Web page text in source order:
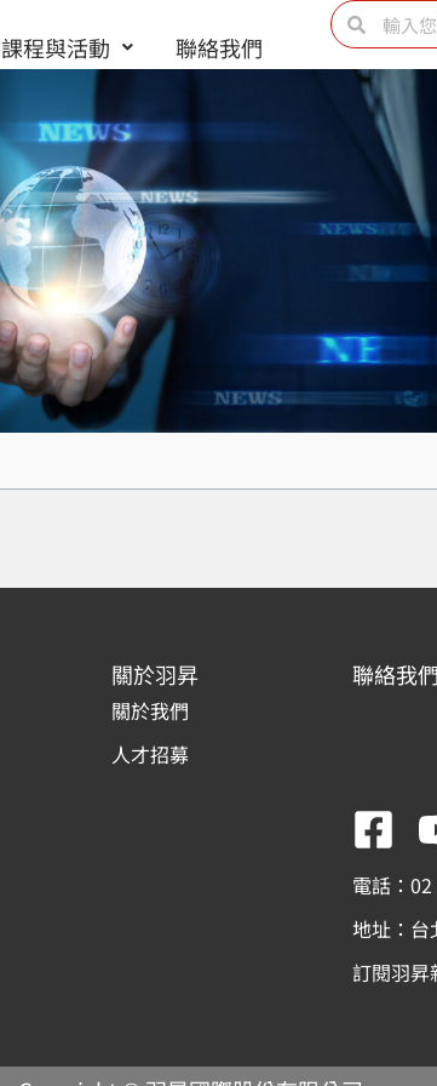
課程與活動 聯絡我們
搜
尋 尋
關於羽昇
關於我們
人才招募
聯絡我們
F
a
c
e
b
電話：
地址：台
訂閱羽昇